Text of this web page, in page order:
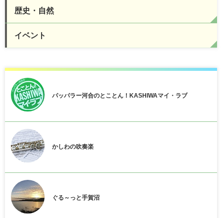
歴史・自然
イベント
パッパラー河合のとことん！KASHIWAマイ・ラブ
かしわの吹奏楽
ぐる～っと手賀沼